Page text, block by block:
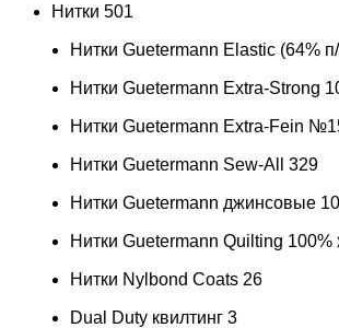
Нитки 501
Нитки Guetermann Elastic (64%
Нитки Guetermann Extra-Strong
Нитки Guetermann Extra-Fein
Нитки Guetermann Sew-All 329
Нитки Guetermann джинсовые
Нитки Guetermann Quilting 100%
Нитки Nylbond Coats 26
Dual Duty квилтинг 3